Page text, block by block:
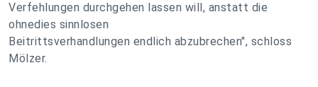
Verfehlungen durchgehen lassen will, anstatt die
ohnedies sinnlosen
Beitrittsverhandlungen endlich abzubrechen", schloss
Mölzer.